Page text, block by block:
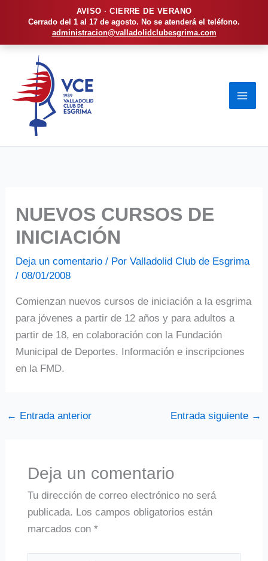
AVISO · CIERRE DE VERANO
Cerrado del 1 al 17 de agosto. No se atenderá el teléfono.
administracion@valladolidclubesgrima.com
contenido
NUEVOS CURSOS DE
INICIACIÓN
Deja un comentario / PorValladolid Club de Esgrima
/08/01/2008
Comienzan nuevos cursos de iniciación a la esgrima
para jóvenes a partir de 12 años y para adultos a
partir de 18, en colaboración con la Fundación
Municipal de Deportes. Información e inscripciones
en la FMD.
← Entrada anterior Entrada siguiente →
Deja un comentario
Tu dirección de correo electrónico no será
publicada. Los campos obligatorios están
marcados con *